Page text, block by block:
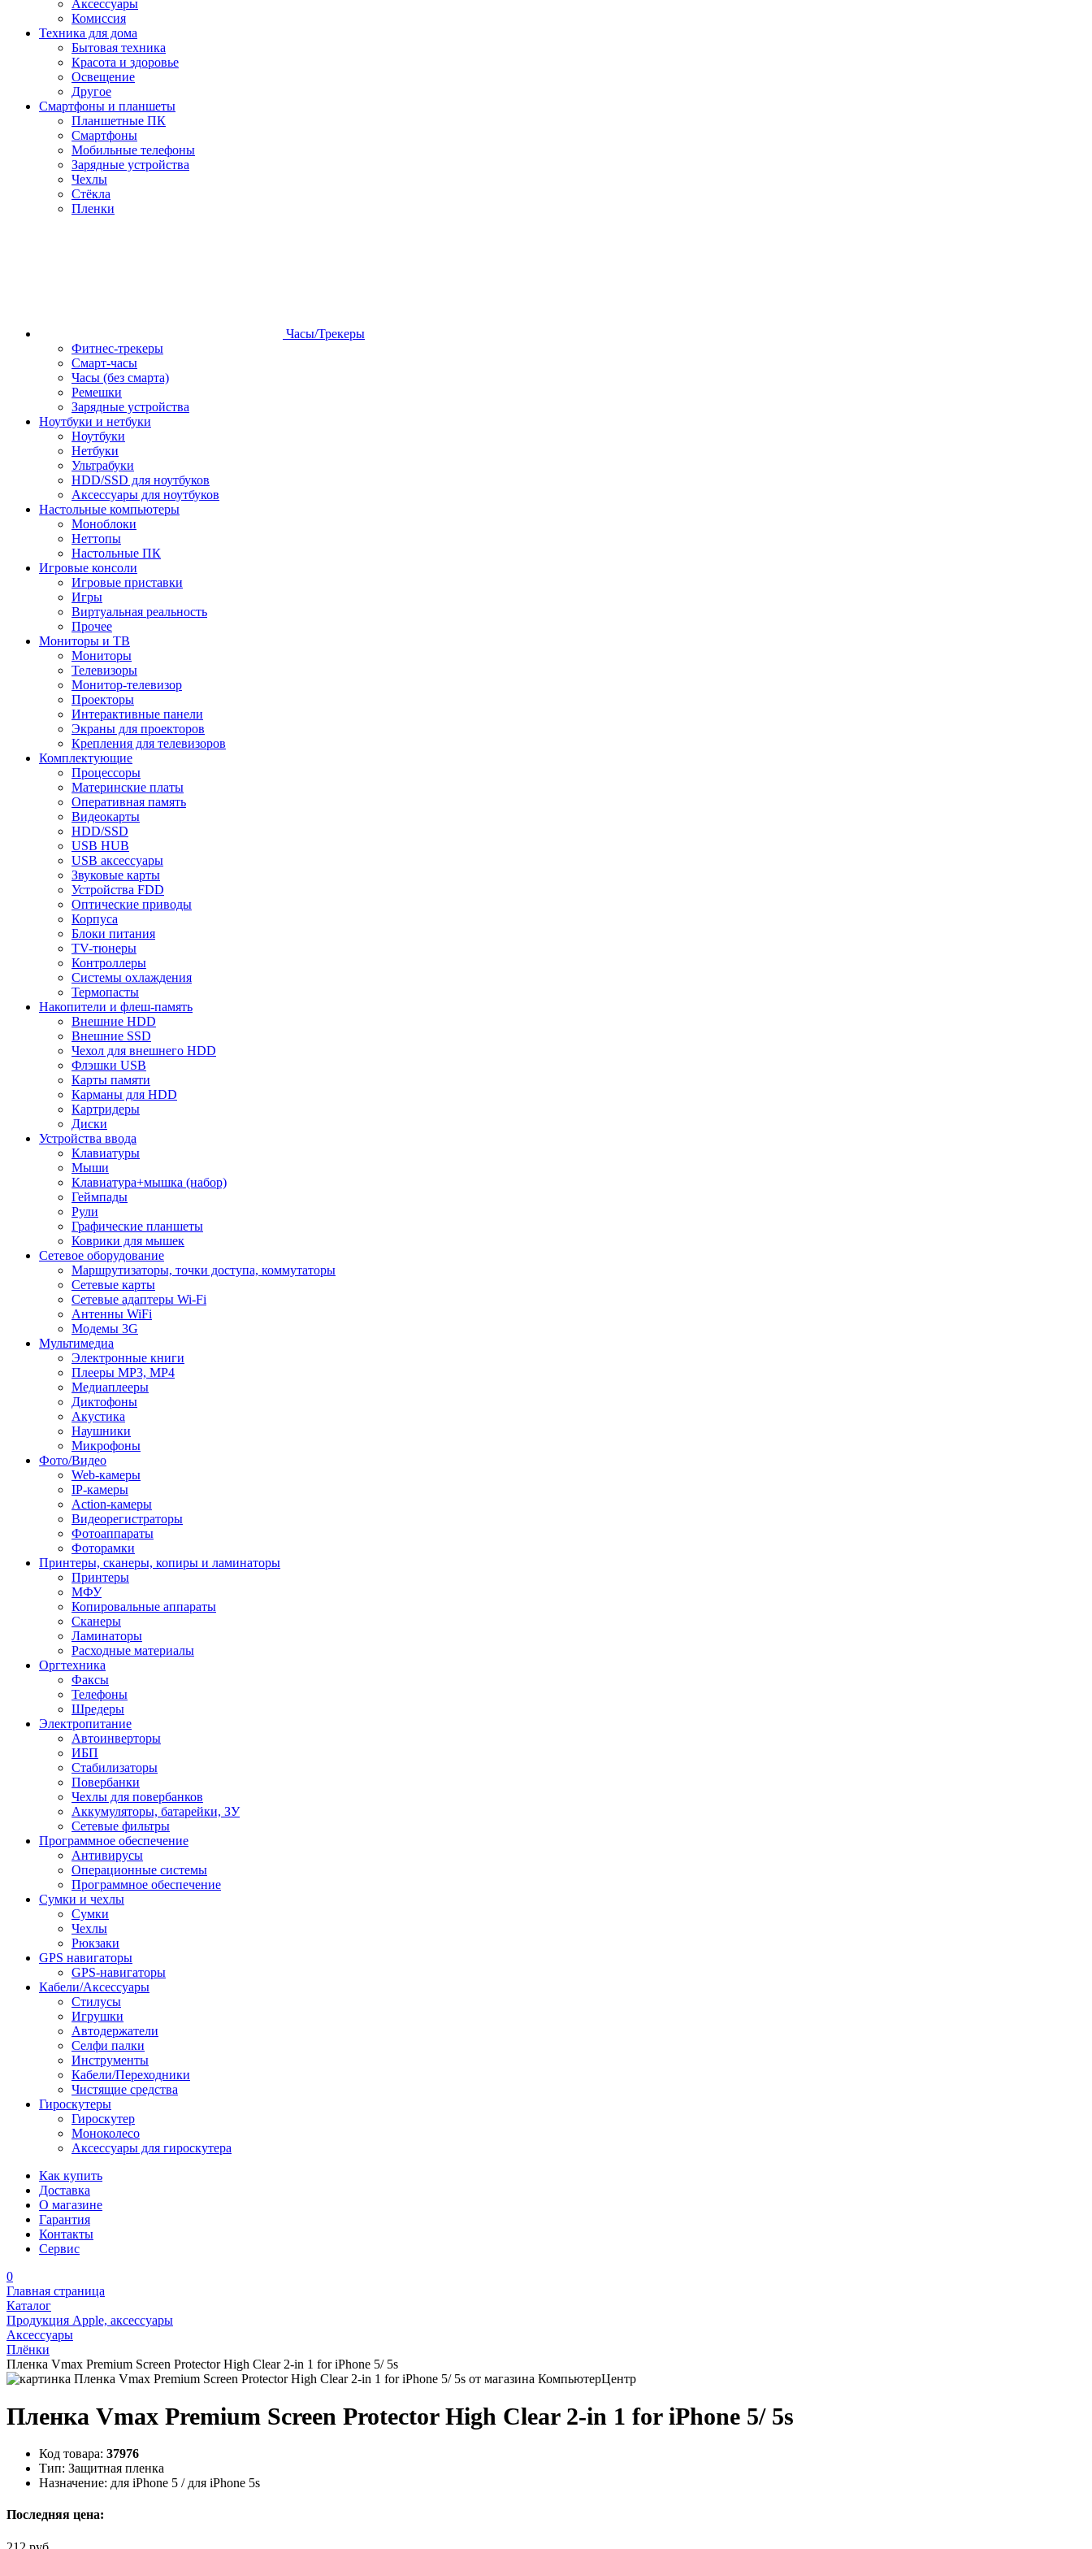
Аксессуары
Комиссия
Техника для дома
Бытовая техника
Красота и здоровье
Освещение
Другое
Смартфоны и планшеты
Планшетные ПК
Смартфоны
Мобильные телефоны
Зарядные устройства
Чехлы
Стёкла
Пленки
Часы/Трекеры
Фитнес-трекеры
Смарт-часы
Часы (без смарта)
Ремешки
Зарядные устройства
Ноутбуки и нетбуки
Ноутбуки
Нетбуки
Ультрабуки
HDD/SSD для ноутбуков
Аксессуары для ноутбуков
Настольные компьютеры
Моноблоки
Неттопы
Настольные ПК
Игровые консоли
Игровые приставки
Игры
Виртуальная реальность
Прочее
Мониторы и ТВ
Мониторы
Телевизоры
Монитор-телевизор
Проекторы
Интерактивные панели
Экраны для проекторов
Крепления для телевизоров
Комплектующие
Процессоры
Материнские платы
Оперативная память
Видеокарты
HDD/SSD
USB HUB
USB аксессуары
Звуковые карты
Устройства FDD
Оптические приводы
Корпуса
Блоки питания
TV-тюнеры
Контроллеры
Системы охлаждения
Термопасты
Накопители и флеш-память
Внешние HDD
Внешние SSD
Чехол для внешнего HDD
Флэшки USB
Карты памяти
Карманы для HDD
Картридеры
Диски
Устройства ввода
Клавиатуры
Мыши
Клавиатура+мышка (набор)
Геймпады
Рули
Графические планшеты
Коврики для мышек
Сетевое оборудование
Маршрутизаторы, точки доступа, коммутаторы
Сетевые карты
Сетевые адаптеры Wi-Fi
Антенны WiFi
Модемы 3G
Мультимедиа
Электронные книги
Плееры MP3, MP4
Медиаплееры
Диктофоны
Акустика
Наушники
Микрофоны
Фото/Видео
Web-камеры
IP-камеры
Action-камеры
Видеорегистраторы
Фотоаппараты
Фоторамки
Принтеры, сканеры, копиры и ламинаторы
Принтеры
МФУ
Копировальные аппараты
Сканеры
Ламинаторы
Расходные материалы
Оргтехника
Факсы
Телефоны
Шредеры
Электропитание
Автоинверторы
ИБП
Стабилизаторы
Повербанки
Чехлы для повербанков
Аккумуляторы, батарейки, ЗУ
Сетевые фильтры
Программное обеспечение
Антивирусы
Операционные системы
Программное обеспечение
Сумки и чехлы
Сумки
Чехлы
Рюкзаки
GPS навигаторы
GPS-навигаторы
Кабели/Аксессуары
Стилусы
Игрушки
Автодержатели
Селфи палки
Инструменты
Кабели/Переходники
Чистящие средства
Гироскутеры
Гироскутер
Моноколесо
Аксессуары для гироскутера
Как купить
Доставка
О магазине
Гарантия
Контакты
Сервис
0
Главная страница
Каталог
Продукция Apple, аксессуары
Аксессуары
Плёнки
Пленка Vmax Premium Screen Protector High Clear 2-in 1 for iPhone 5/ 5s
Пленка Vmax Premium Screen Protector High Clear 2-in 1 for iPhone 5/ 5s
Код товара: 37976
Тип: Защитная пленка
Назначение: для iPhone 5 / для iPhone 5s
Последняя цена: